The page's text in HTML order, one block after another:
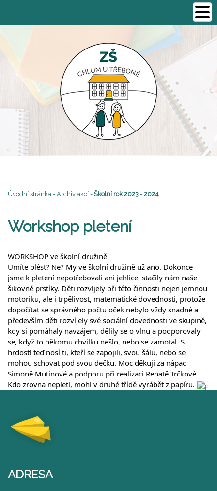
Úvodní stránka - Archiv akcí - Školní rok 2023 - 2024
Workshop pletení
WORKSHOP ve školní družině
Umíte plést? Ne? My ve školní družině už ano. Dokonce
jsme k pletení nepotřebovali ani jehlice, stačily nám naše
šikovné prstíky. Děti rozvíjely při této činnosti nejen jemnou
motoriku, ale i trpělivost, matematické dovednosti, protože
dopočítat se správného počtu oček nebylo vždy snadné a
především děti rozvíjely své sociální dovednosti ve skupině,
kdy si pomáhaly navzájem, dělily se o vlnu a podporovaly
se, když to někomu chvilku nešlo, nebo se zamotal. S
hrdostí teď nosí ti, kteří se zapojili, svou šálu, nebo se
mohou schovat pod svou dečku. Moc děkuji za nápad
Simoně Mutinové a podporu při realizaci Renatě Trčkové.
Kdo zrovna nepletl, mohl v druhé třídě vyrábět z papíru.
ADRESA